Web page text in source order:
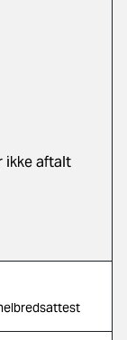
ikke aftalt